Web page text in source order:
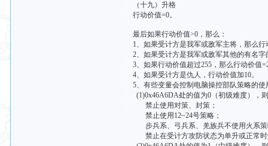
（十九）升格
行动价值=0。
最后如果行动价值>0，那么：
1、如果受计方是我军或敌军主将，那么行
2、如果受计方是我军或敌军其他的有名
3、如果行动价值超过255，那么行动价值
4、如果受计方是仇人，行动价值加10。
5、有些变量会控制电脑操控部队策略的使
(1)0x46A6DA处的值为0（初级难度），
禁止使用对策、封策；
禁止使用12~24号策略；
步兵系、弓兵系、羌族兵不使用火系
禁止在受计方攻防状态为单升或正常时